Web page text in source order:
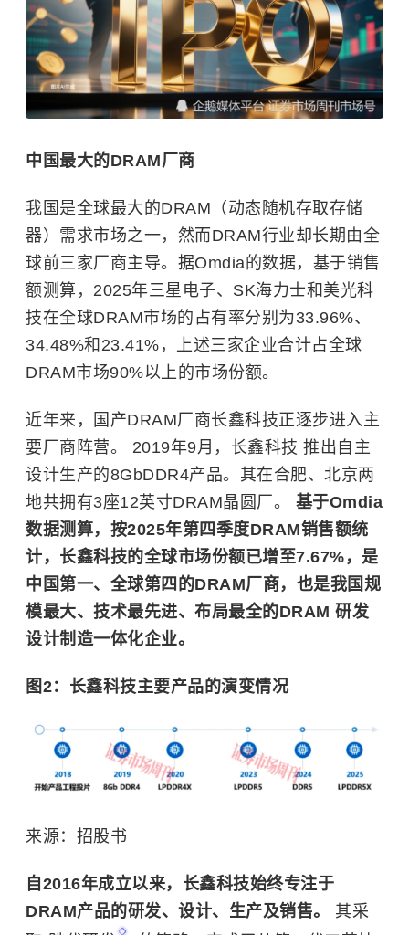
中国最大的DRAM厂商
我国是全球最大的DRAM（动态随机存取存储
器）需求市场之一，然而DRAM行业却长期由全
球前三家厂商主导。据Omdia的数据，基于销售
额测算，2025年三星电子、SK海力士和美光科
技在全球DRAM市场的占有率分别为33.96%、
34.48%和23.41%，上述三家企业合计占全球
DRAM市场90%以上的市场份额。
近年来，国产DRAM厂商长鑫科技正逐步进入主
要厂商阵营。 2019年9月，长鑫科技 推出自主
设计生产的8GbDDR4产品。其在合肥、北京两
地共拥有3座12英寸DRAM晶圆厂。 基于Omdia
数据测算，按2025年第四季度DRAM销售额统
计，长鑫科技的全球市场份额已增至7.67%，是
中国第一、全球第四的DRAM厂商，也是我国规
模最大、技术最先进、布局最全的DRAM 研发
设计制造一体化企业。
图2：长鑫科技主要产品的演变情况
来源：招股书
自2016年成立以来，长鑫科技始终专注于
DRAM产品的研发、设计、生产及销售。
其采